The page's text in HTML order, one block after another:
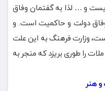
و … لذا به گفتمان وفاق
وفاق دولت و حاکمیت است. و
وزارت فرهنگ به این علت
را طوری بریزد که منجر به
هنر